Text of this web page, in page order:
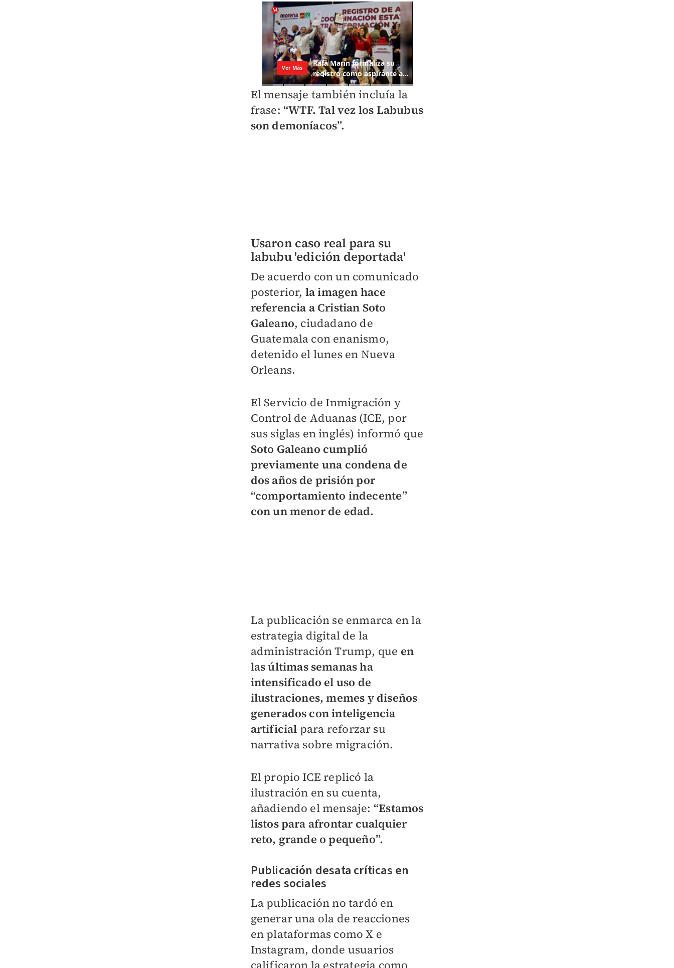
El mensaje también incluía la
frase: “WTF. Tal vez los Labubus
son demoníacos”.
Usaron caso real para su
labubu 'edición deportada'
De acuerdo con un comunicado
posterior, la imagen hace
referencia a Cristian Soto
Galeano, ciudadano de
Guatemala con enanismo,
detenido el lunes en Nueva
Orleans.
El Servicio de Inmigración y
Control de Aduanas (ICE, por
sus siglas en inglés) informó que
Soto Galeano cumplió
previamente una condena de
dos años de prisión por
“comportamiento indecente”
con un menor de edad.
La publicación se enmarca en la
estrategia digital de la
administración Trump, que en
las últimas semanas ha
intensificado el uso de
ilustraciones, memes y diseños
generados con inteligencia
artificial para reforzar su
narrativa sobre migración.
El propio ICE replicó la
ilustración en su cuenta,
añadiendo el mensaje: “Estamos
listos para afrontar cualquier
reto, grande o pequeño”.
Publicación desata críticas en
redes sociales
La publicación no tardó en
generar una ola de reacciones
en plataformas como X e
Instagram, donde usuarios
calificaron la estrategia como